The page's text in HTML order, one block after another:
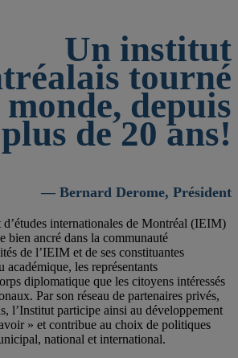
Un institut
tourné
depuis
plus de 20 ans!
— Bernard Derome, Président
internationales de Montréal (IEIM)
bien ancré dans la communauté
de l’IEIM et de ses constituantes
les représentants
diplomatique que les citoyens intéressés
Par son réseau de partenaires privés,
l’Institut participe ainsi au développement
» et contribue au choix de politiques
national et international.